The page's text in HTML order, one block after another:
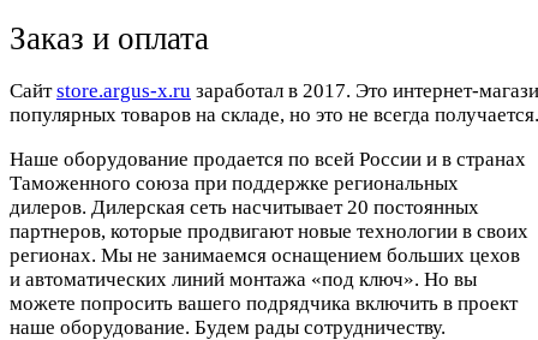
Заказ и оплата
Cайтstore.argus-x.ru заработал в 2017. Это интернет-
популярных товаров на складе, но это не всегда
Наше оборудование продается по всей России и в странах
Таможенного союза при поддержке региональных
дилеров. Дилерская сеть насчитывает 20 постоянных
партнеров, которые продвигают новые технологии в своих
регионах. Мы не занимаемся оснащением больших цехов
и автоматических линий монтажа «под ключ». Но вы
можете попросить вашего подрядчика включить в проект
наше оборудование. Будем рады сотрудничеству.